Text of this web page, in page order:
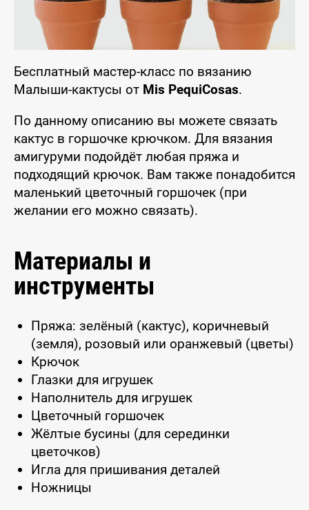
Бесплатный мастер-класс по вязанию
Малыши-кактусы от Mis PequiCosas.
По данному описанию вы можете связать
кактус в горшочке крючком. Для вязания
амигуруми подойдёт любая пряжа и
подходящий крючок. Вам также понадобится
маленький цветочный горшочек (при
желании его можно связать).
Материалы и
инструменты
Пряжа: зелёный (кактус), коричневый
(земля), розовый или оранжевый (цветы)
Крючок
Глазки для игрушек
Наполнитель для игрушек
Цветочный горшочек
Жёлтые бусины (для серединки
цветочков)
Игла для пришивания деталей
Ножницы